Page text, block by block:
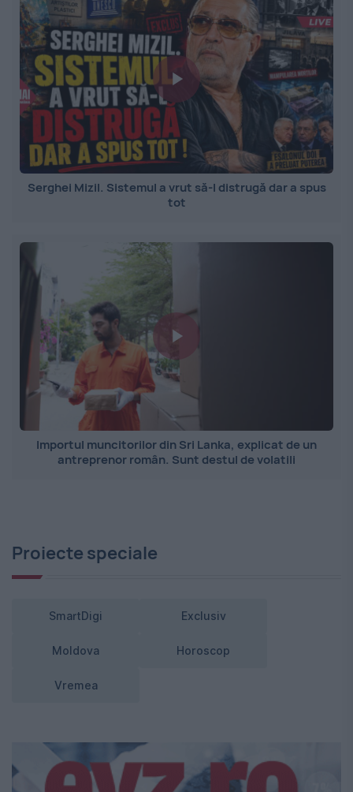
Serghei Mizil. Sistemul a vrut să-l distrugă dar a spus
tot
Importul muncitorilor din Sri Lanka, explicat de un
antreprenor român. Sunt destul de volatili
Proiecte speciale
SmartDigi Exclusiv
Moldova Horoscop
Vremea